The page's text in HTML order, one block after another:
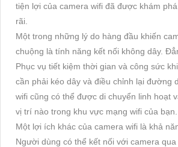
tiện lợi của camera wifi đã được khám
rãi.
Một trong những lý do hàng đầu khiến
chuộng là tính năng kết nối không dây.
Phục vụ tiết kiệm thời gian và công sức
cần phải kéo dây và điều chỉnh lại đường
wifi cũng có thể được di chuyển linh hoạt
vị trí nào trong khu vực mạng wifi của bạn.
Một lợi ích khác của camera wifi là khả
Người dùng có thể kết nối với camera